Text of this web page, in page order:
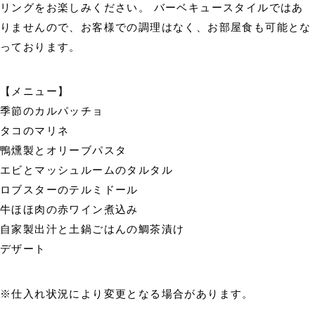
リングをお楽しみください。 バーベキュースタイルではあ
りませんので、お客様での調理はなく、お部屋食も可能とな
っております。
【メニュー】
季節のカルパッチョ
タコのマリネ
鴨燻製とオリーブパスタ
エビとマッシュルームのタルタル
ロブスターのテルミドール
牛ほほ肉の赤ワイン煮込み
自家製出汁と土鍋ごはんの鯛茶漬け
デザート
※仕入れ状況により変更となる場合があります。